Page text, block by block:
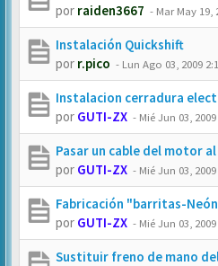
por raiden3667 - Mar May 19,
Instalación Quickshift
por r.pico - Lun Ago 03, 2009
Instalacion cerradura
por GUTI-ZX - Mié Jun 03,
Pasar un cable del motor
por GUTI-ZX - Mié Jun 03,
Fabricación "barritas-
por GUTI-ZX - Mié Jun 03,
Sustituir freno de mano